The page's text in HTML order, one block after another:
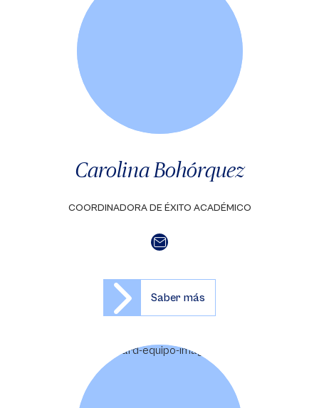
Carolina Bohórquez
COORDINADORA DE ÉXITO ACADÉMICO
Saber más